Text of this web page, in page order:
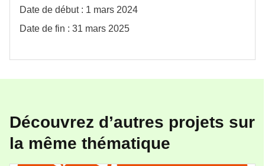
Date de début : 1 mars 2024
Date de fin : 31 mars 2025
Découvrez d’autres projets sur
la même thématique